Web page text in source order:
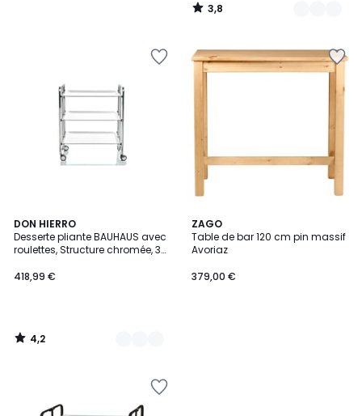
3,8
/
DON HIERRO
Desserte pliante BAUHAUS avec
roulettes, Structure chromée, 3
418,99 €
4,2
/ 5
6
Couleurs
4,2
/
ZAGO
Table de bar 120 cm pin massif
Avoriaz
379,00 €